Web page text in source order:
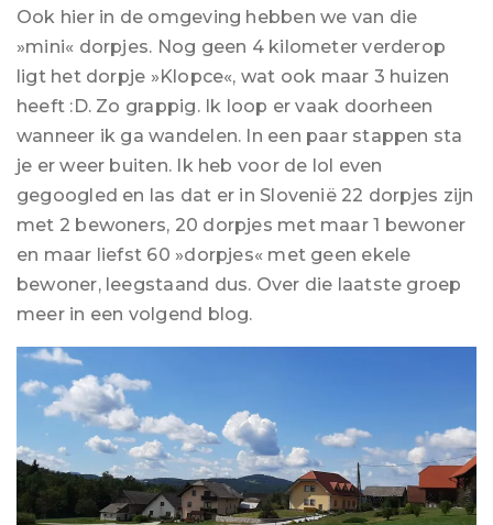
Ook hier in de omgeving hebben we van die
»mini« dorpjes. Nog geen 4 kilometer verderop
ligt het dorpje »Klopce«, wat ook maar 3 huizen
heeft :D. Zo grappig. Ik loop er vaak doorheen
wanneer ik ga wandelen. In een paar stappen sta
je er weer buiten. Ik heb voor de lol even
gegoogled en las dat er in Slovenië 22 dorpjes zijn
met 2 bewoners, 20 dorpjes met maar 1 bewoner
en maar liefst 60 »dorpjes« met geen ekele
bewoner, leegstaand dus. Over die laatste groep
meer in een volgend blog.